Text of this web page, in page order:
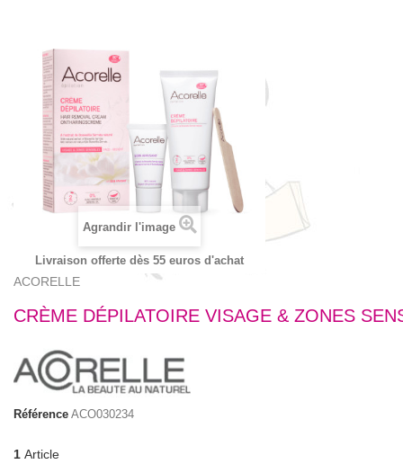
Agrandir l'image
Livraison offerte dès 55 euros d'achat
ACORELLE
CRÈME DÉPILATOIRE VISAGE & ZONES
Référence ACO030234
1 Article